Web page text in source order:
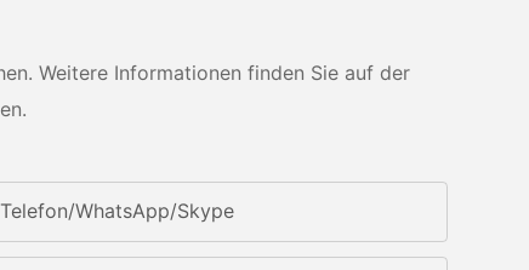
Weitere Informationen finden Sie auf der
Telefon/WhatsApp/Skype